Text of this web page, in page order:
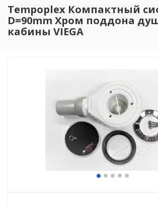
Tempoplex Компактный
D=90mm Хром поддона
кабины VIEGA